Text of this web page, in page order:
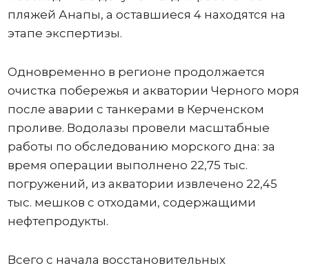
пляжей Анапы, а оставшиеся 4 находятся на
этапе экспертизы.
Одновременно в регионе продолжается
очистка побережья и акватории Черного моря
после аварии с танкерами в Керченском
проливе. Водолазы провели масштабные
работы по обследованию морского дна: за
время операции выполнено 22,75 тыс.
погружений, из акватории извлечено 22,45
тыс. мешков с отходами, содержащими
нефтепродукты.
Всего с начала восстановительных